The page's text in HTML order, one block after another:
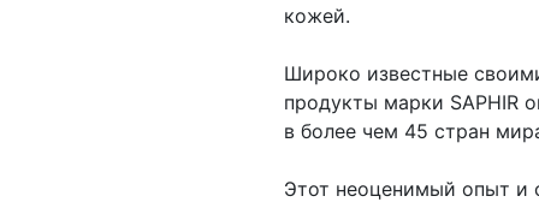
кожей.
Широко известные
продукты марки SAPHIR
в более чем 45 стран
Этот неоценимый опыт и